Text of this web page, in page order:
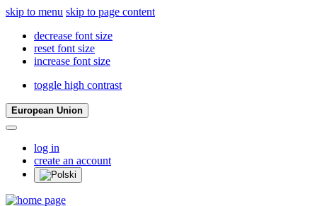
skip to menu skip to page content
decrease font size
reset font size
increase font size
toggle high contrast
European Union
log in
create an account